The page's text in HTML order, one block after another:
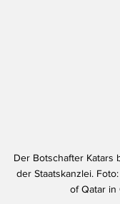
Der Botschafter Katars
der Staatskanzlei.
of Qatar in